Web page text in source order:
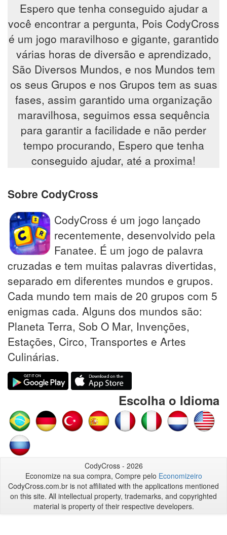
Espero que tenha conseguido ajudar a
você encontrar a pergunta, Pois CodyCross
é um jogo maravilhoso e gigante, garantido
várias horas de diversão e aprendizado,
São Diversos Mundos, e nos Mundos tem
os seus Grupos e nos Grupos tem as suas
fases, assim garantido uma organização
maravilhosa, seguimos essa sequência
para garantir a facilidade e não perder
tempo procurando, Espero que tenha
conseguido ajudar, até a proxima!
Sobre CodyCross
CodyCross é um jogo lançado
recentemente, desenvolvido pela
Fanatee. É um jogo de palavra
cruzadas e tem muitas palavras divertidas,
separado em diferentes mundos e grupos.
Cada mundo tem mais de 20 grupos com 5
enigmas cada. Alguns dos mundos são:
Planeta Terra, Sob O Mar, Invenções,
Estações, Circo, Transportes e Artes
Culinárias.
Escolha o Idioma
CodyCross - 2026
Economize na sua compra, Compre pelo Economizeiro
CodyCross.com.br is not affiliated with the applications mentioned
on this site. All intellectual property, trademarks, and copyrighted
material is property of their respective developers.